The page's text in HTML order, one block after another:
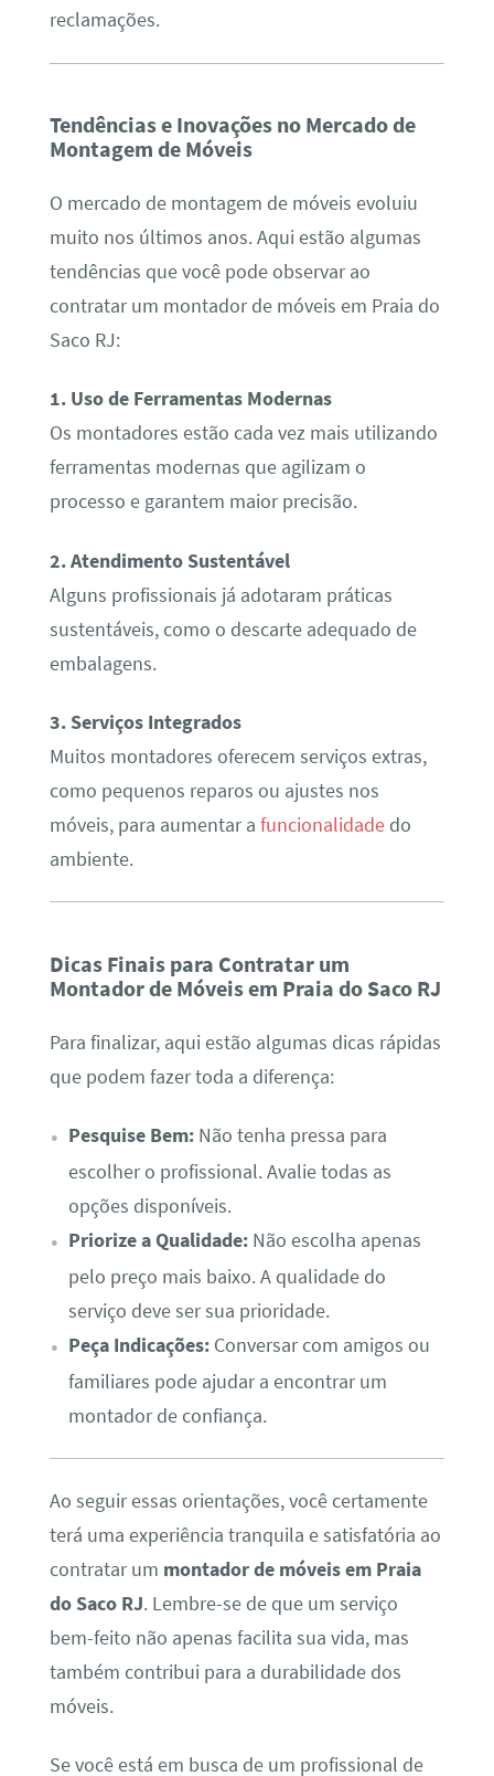
reclamações.
Tendências e Inovações no Mercado de
Montagem de Móveis
O mercado de montagem de móveis evoluiu
muito nos últimos anos. Aqui estão algumas
tendências que você pode observar ao
contratar um montador de móveis em Praia do
Saco RJ:
1. Uso de Ferramentas Modernas
Os montadores estão cada vez mais utilizando
ferramentas modernas que agilizam o
processo e garantem maior precisão.
2. Atendimento Sustentável
Alguns profissionais já adotaram práticas
sustentáveis, como o descarte adequado de
embalagens.
3. Serviços Integrados
Muitos montadores oferecem serviços extras,
como pequenos reparos ou ajustes nos
móveis, para aumentar a funcionalidadedo
ambiente.
Dicas Finais para Contratar um
Montador de Móveis em Praia do Saco RJ
Para finalizar, aqui estão algumas dicas rápidas
que podem fazer toda a diferença:
Pesquise Bem:Não tenha pressa para
escolher o profissional. Avalie todas as
opções disponíveis.
Priorize a Qualidade:Não escolha apenas
pelo preço mais baixo. A qualidade do
serviço deve ser sua prioridade.
Peça Indicações:Conversar com amigos ou
familiares pode ajudar a encontrar um
montador de confiança.
Ao seguir essas orientações, você certamente
terá uma experiência tranquila e satisfatória ao
contratar um montador de móveis em Praia
do Saco RJ. Lembre-se de que um serviço
bem-feito não apenas facilita sua vida, mas
também contribui para a durabilidade dos
móveis.
Se você está em busca de um profissional de